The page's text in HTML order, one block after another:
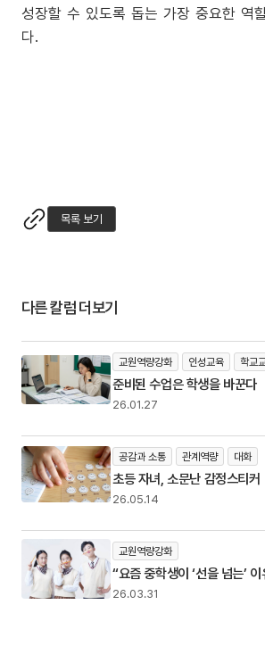
성장할 수 있도록 돕는 가장 중요한 역
다.
목록 보기
다른 칼럼 더보기
교원역량강화 인성교육 학교
준비된 수업은 학생을 바꾼다
26.01.27
공감과 소통 관계역량 대화
초등 자녀, 소문난 감정스티커
26.05.14
교원역량강화
“요즘 중학생이 ‘선을 넘는’
없어서 입니다”
26.03.31